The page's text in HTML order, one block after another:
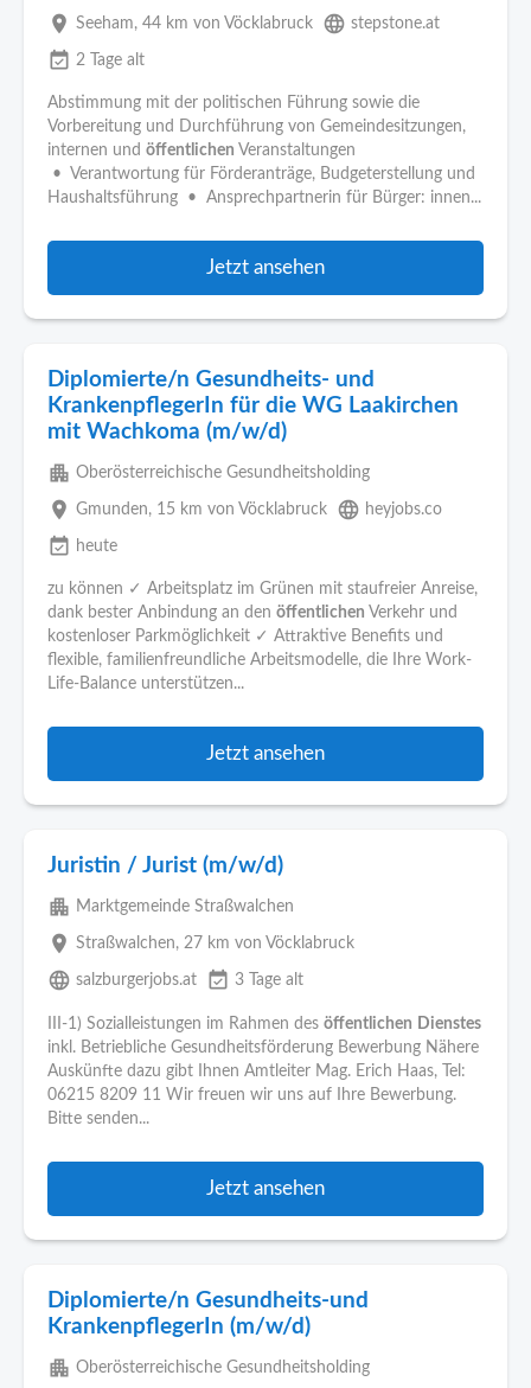
place Seeham, 44 km von Vöcklabruck language stepstone.at
event_available 2 Tage alt
Abstimmung mit der politischen Führung sowie die
Vorbereitung und Durchführung von Gemeindesitzungen,
internen und öffentlichen Veranstaltungen
• Verantwortung für Förderanträge, Budgeterstellung und
Haushaltsführung • Ansprechpartnerin für Bürger: innen...
Jetzt ansehen
Diplomierte/n Gesundheits- und
KrankenpflegerIn für die WG Laakirchen
mit Wachkoma (m/w/d)
apartment Oberösterreichische Gesundheitsholding
place Gmunden, 15 km von Vöcklabruck language heyjobs.co
event_available heute
zu können ✓ Arbeitsplatz im Grünen mit staufreier Anreise,
dank bester Anbindung an den öffentlichen Verkehr und
kostenloser Parkmöglichkeit ✓ Attraktive Benefits und
flexible, familienfreundliche Arbeitsmodelle, die Ihre Work-
Life-Balance unterstützen...
Jetzt ansehen
Juristin / Jurist (m/w/d)
apartment Marktgemeinde Straßwalchen
place Straßwalchen, 27 km von Vöcklabruck
language salzburgerjobs.at event_available 3 Tage alt
III-1) Sozialleistungen im Rahmen des öffentlichen Dienstes
inkl. Betriebliche Gesundheitsförderung Bewerbung Nähere
Auskünfte dazu gibt Ihnen Amtleiter Mag. Erich Haas, Tel:
06215 8209 11 Wir freuen wir uns auf Ihre Bewerbung.
Bitte senden...
Jetzt ansehen
Diplomierte/n Gesundheits-und
KrankenpflegerIn (m/w/d)
apartment Oberösterreichische Gesundheitsholding